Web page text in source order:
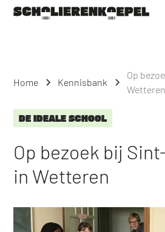
Home Kennisbank
Op
Wetteren
DE IDEALE SCHOOL
Op bezoek bij
in Wetteren